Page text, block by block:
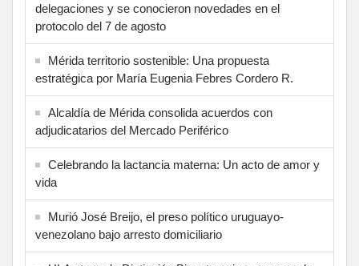
delegaciones y se conocieron novedades en el
protocolo del 7 de agosto
Mérida territorio sostenible: Una propuesta
estratégica por María Eugenia Febres Cordero R.
Alcaldía de Mérida consolida acuerdos con
adjudicatarios del Mercado Periférico
Celebrando la lactancia materna: Un acto de amor y
vida
Murió José Breijo, el preso político uruguayo-
venezolano bajo arresto domiciliario